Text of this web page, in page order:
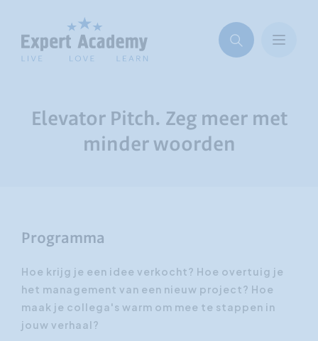
Elevator Pitch. Zeg meer met
minder woorden
Programma
Hoe krijg je een idee verkocht? Hoe overtuig je
het management van een nieuw project? Hoe
maak je collega's warm om mee te stappen in
jouw verhaal?